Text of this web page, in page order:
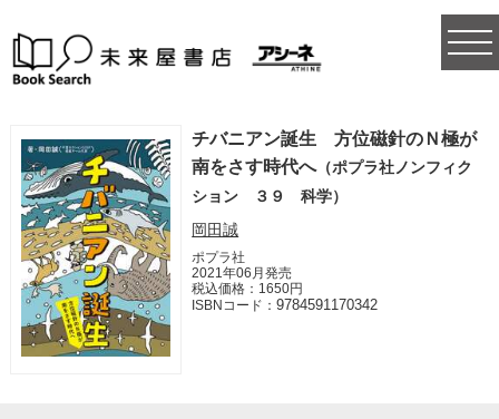
チバニアン誕生 方位磁針のＮ極が
南をさす時代へ（ポプラ社ノンフィク
ション ３９ 科学）
岡田誠
ポプラ社
2021年06月発売
税込価格：1650円
ISBNコード：9784591170342